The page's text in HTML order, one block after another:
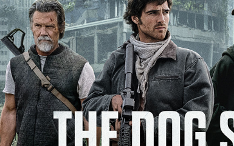
GROGU
Durata: 132 min